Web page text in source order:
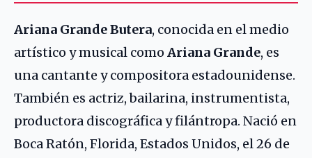
Ariana Grande Butera, conocida en el medio
artístico y musical como Ariana Grande, es
una cantante y compositora estadounidense.
También es actriz, bailarina, instrumentista,
productora discográfica y filántropa. Nació en
Boca Ratón, Florida, Estados Unidos, el 26 de